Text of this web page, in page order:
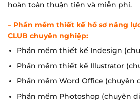
hoàn toàn thuận tiện và miễn phí.
– Phần mềm thiết kế hồ sơ năng
CLUB chuyên nghiệp:
Phần mềm thiết kế Indesign
Phần mềm thiết kế Illustrator
Phần mềm Word Office (chuyên
Phần mềm Photoshop (chuyên